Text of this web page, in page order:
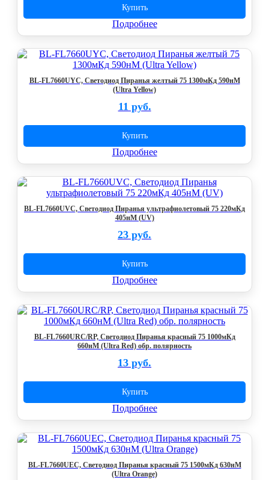
Купить
Подробнее
BL-FL7660UYC, Светодиод Пиранья желтый 75 1300мКд 590нМ
(Ultra Yellow)
11 руб.
Купить
Подробнее
BL-FL7660UVC, Светодиод Пиранья ультрафиолетовый 75 220мКд
405нМ (UV)
23 руб.
Купить
Подробнее
BL-FL7660URC/RP, Светодиод Пиранья красный 75 1000мКд
660нМ (Ultra Red) обр. полярность
13 руб.
Купить
Подробнее
BL-FL7660UEC, Светодиод Пиранья красный 75 1500мКд 630нМ
(Ultra Orange)